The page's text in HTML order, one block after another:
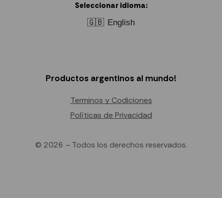
Seleccionar idioma:
🇬🇧 English
Productos argentinos al mundo!
Terminos y Codiciones
Políticas de Privacidad
© 2026 – Todos los derechos reservados.